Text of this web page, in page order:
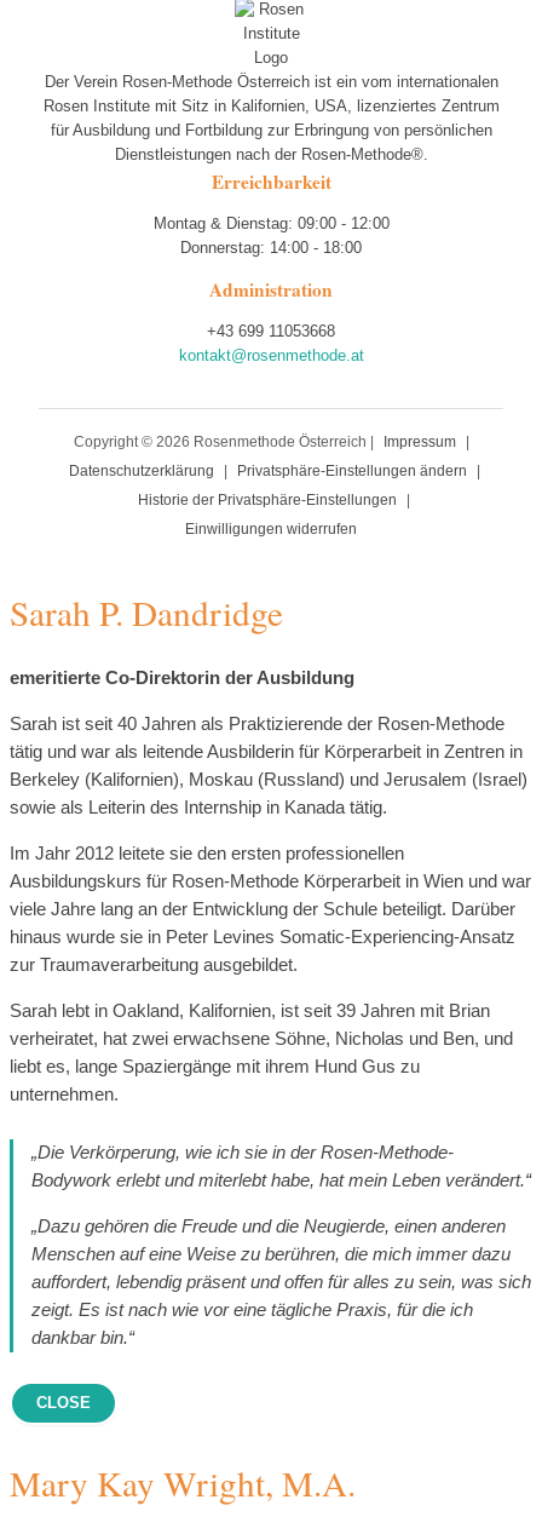
Der Verein Rosen-Methode Österreich ist ein vom internationalen
Rosen Institute mit Sitz in Kalifornien, USA, lizenziertes Zentrum
für Ausbildung und Fortbildung zur Erbringung von persönlichen
Dienstleistungen nach der Rosen-Methode®.
Erreichbarkeit
Montag & Dienstag: 09:00 - 12:00
Donnerstag: 14:00 - 18:00
Administration
+43 699 11053668
kontakt@rosenmethode.at
Copyright © 2026 Rosenmethode Österreich | Impressum
Datenschutzerklärung
Privatsphäre-Einstellungen ändern
Historie der Privatsphäre-Einstellungen
Einwilligungen widerrufen
Sarah P. Dandridge
emeritierte Co-Direktorin der Ausbildung
Sarah ist seit 40 Jahren als Praktizierende der Rosen-Methode
tätig und war als leitende Ausbilderin für Körperarbeit in Zentren in
Berkeley (Kalifornien), Moskau (Russland) und Jerusalem (Israel)
sowie als Leiterin des Internship in Kanada tätig.
Im Jahr 2012 leitete sie den ersten professionellen
Ausbildungskurs für Rosen-Methode Körperarbeit in Wien und war
viele Jahre lang an der Entwicklung der Schule beteiligt. Darüber
hinaus wurde sie in Peter Levines Somatic-Experiencing-Ansatz
zur Traumaverarbeitung ausgebildet.
Sarah lebt in Oakland, Kalifornien, ist seit 39 Jahren mit Brian
verheiratet, hat zwei erwachsene Söhne, Nicholas und Ben, und
liebt es, lange Spaziergänge mit ihrem Hund Gus zu
unternehmen.
„Die Verkörperung, wie ich sie in der Rosen-Methode-
Bodywork erlebt und miterlebt habe, hat mein Leben verändert.“
„Dazu gehören die Freude und die Neugierde, einen anderen
Menschen auf eine Weise zu berühren, die mich immer dazu
auffordert, lebendig präsent und offen für alles zu sein, was sich
zeigt. Es ist nach wie vor eine tägliche Praxis, für die ich
dankbar bin.“
CLOSE
Mary Kay Wright, M.A.